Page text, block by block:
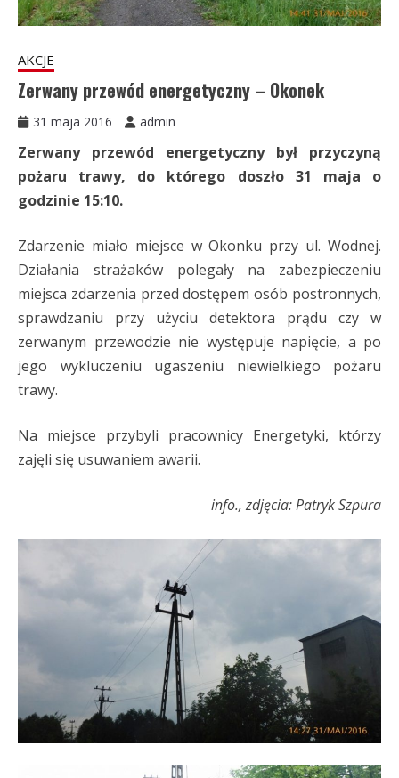
AKCJE
Zerwany przewód energetyczny – Okonek
31 maja 2016 admin
Zerwany przewód energetyczny był przyczyną
pożaru trawy, do którego doszło 31 maja o
godzinie 15:10.
Zdarzenie miało miejsce w Okonku przy ul. Wodnej.
Działania strażaków polegały na zabezpieczeniu
miejsca zdarzenia przed dostępem osób postronnych,
sprawdzaniu przy użyciu detektora prądu czy w
zerwanym przewodzie nie występuje napięcie, a po
jego wykluczeniu ugaszeniu niewielkiego pożaru
trawy.
Na miejsce przybyli pracownicy Energetyki, którzy
zajęli się usuwaniem awarii.
info., zdjęcia: Patryk Szpura